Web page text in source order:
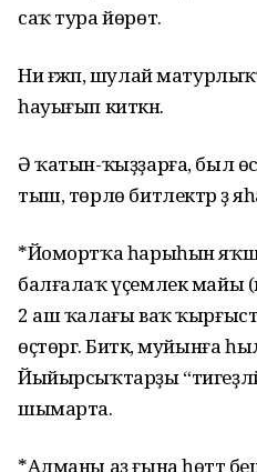
саҡ тура йөрөт.
Ни ғәжәп, шулай
һауығып киткән.
Ә ҡатын-ҡыҙҙарға, был өс
тыш, төрлө битлектәр ҙә
*Йомортҡа һарыһын
балғалаҡ үҫемлек майы
2 аш ҡалағы ваҡ
өҫтөргә. Биткә, муйынға
Йыйырсыҡтарҙы
шымарта.
*Алманы аҙ ғына һөттә